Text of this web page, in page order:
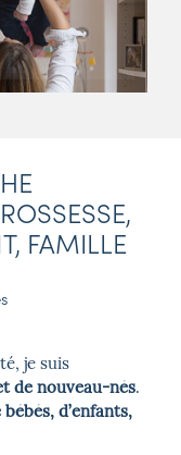
FAMILLE
je suis
de nouveau-nés.
bébés, d’enfants,